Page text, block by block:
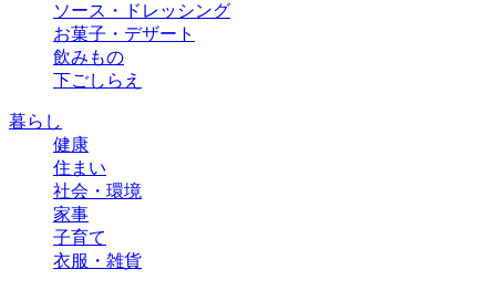
ソース・ドレッシング
お菓子・デザート
飲みもの
下ごしらえ
暮らし
健康
住まい
社会・環境
家事
子育て
衣服・雑貨